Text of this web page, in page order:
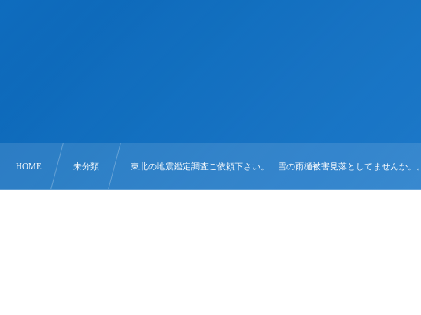
HOME 未分類 東北の地震鑑定調査ご依頼下さい。 雪の雨樋被害見落としてませんか。。